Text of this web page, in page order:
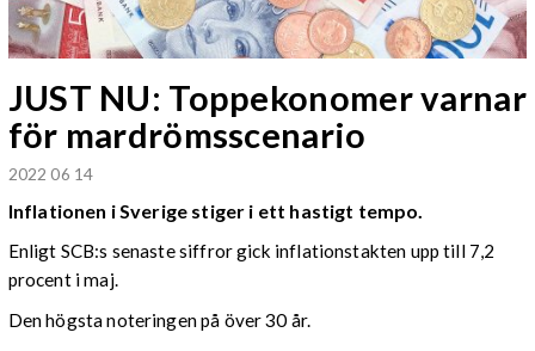
JUST NU: Toppekonomer varnar
för mardrömsscenario
2022 06 14
Inflationen i Sverige stiger i ett hastigt tempo.
Enligt SCB:s senaste siffror gick inflationstakten upp till 7,2
procent i maj.
Den högsta noteringen på över 30 år.